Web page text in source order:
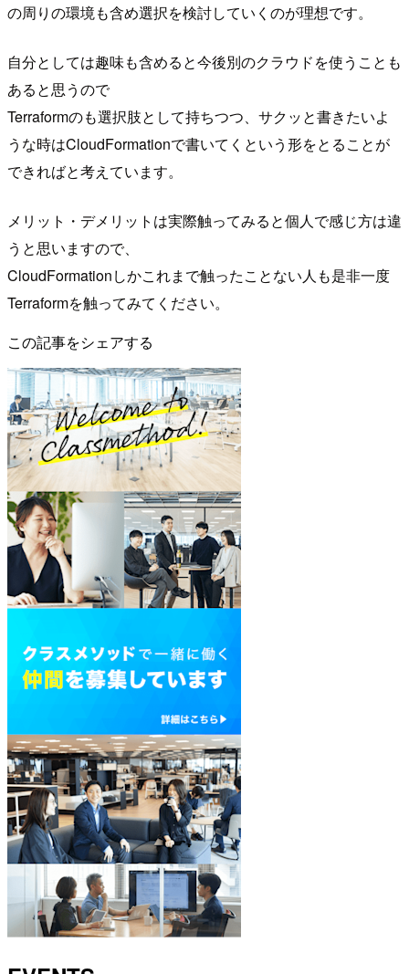
の周りの環境も含め選択を検討していくのが理想です。
自分としては趣味も含めると今後別のクラウドを使うことも
あると思うので
Terraformのも選択肢として持ちつつ、サクッと書きたいよ
うな時はCloudFormationで書いてくという形をとることが
できればと考えています。
メリット・デメリットは実際触ってみると個人で感じ方は違
うと思いますので、
CloudFormationしかこれまで触ったことない人も是非一度
Terraformを触ってみてください。
この記事をシェアする